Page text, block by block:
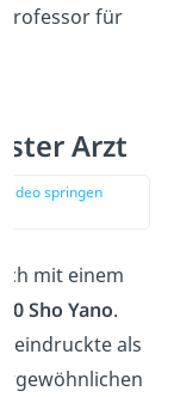
Professor für
Arzt
Video springen
mit einem
200Sho Yano.
als